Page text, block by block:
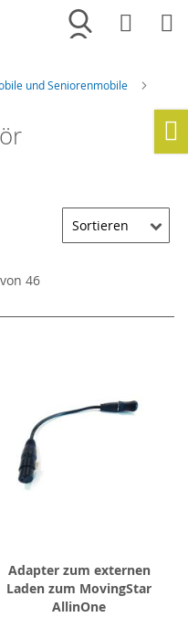
Merkliste
und Seniorenmobile
von 46
Adapter zum externen
Laden zum MovingStar
AllinOne